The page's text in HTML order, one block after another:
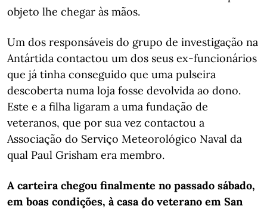
objeto lhe chegar às mãos.
Um dos responsáveis do grupo de investigação na
Antártida contactou um dos seus ex-funcionários
que já tinha conseguido que uma pulseira
descoberta numa loja fosse devolvida ao dono.
Este e a filha ligaram a uma fundação de
veteranos, que por sua vez contactou a
Associação do Serviço Meteorológico Naval da
qual Paul Grisham era membro.
A carteira chegou finalmente no passado sábado,
em boas condições, à casa do veterano em San